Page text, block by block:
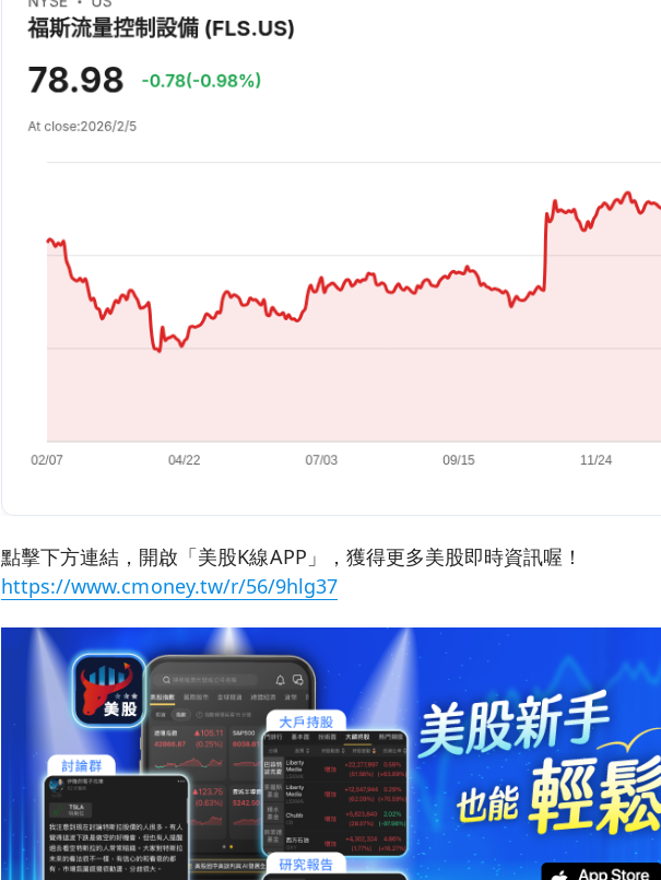
點擊下方連結，開啟「美股K線APP」，獲得更多美股即時資訊喔！
https://www.cmoney.tw/r/56/9hlg37